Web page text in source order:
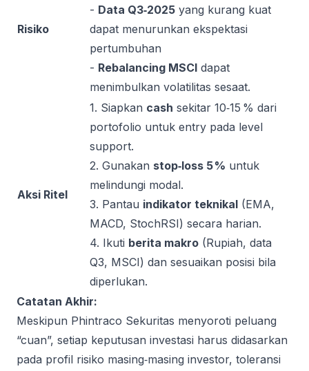
Risiko
- Data Q3‑2025 yang kurang kuat
dapat menurunkan ekspektasi
pertumbuhan
- Rebalancing MSCI dapat
menimbulkan volatilitas sesaat.
Aksi Ritel
1. Siapkan cash sekitar 10‑15 % dari
portofolio untuk entry pada level
support.
2. Gunakan stop‑loss 5 % untuk
melindungi modal.
3. Pantau indikator teknikal (EMA,
MACD, StochRSI) secara harian.
4. Ikuti berita makro (Rupiah, data
Q3, MSCI) dan sesuaikan posisi bila
diperlukan.
Catatan Akhir:
Meskipun Phintraco Sekuritas menyoroti peluang
“cuan”, setiap keputusan investasi harus didasarkan
pada profil risiko masing‑masing investor, toleransi